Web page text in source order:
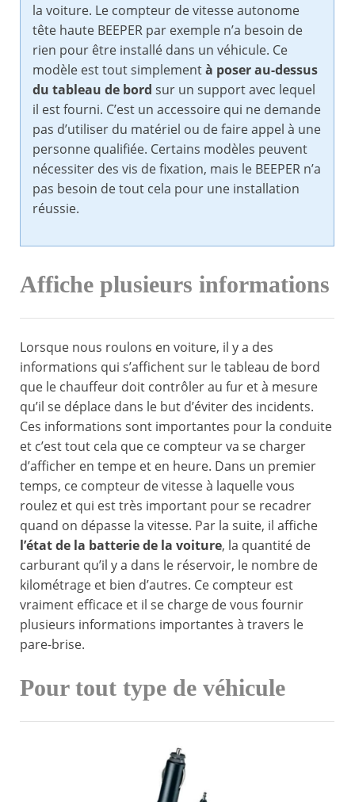
la voiture. Le compteur de vitesse autonome
tête haute BEEPER par exemple n’a besoin de
rien pour être installé dans un véhicule. Ce
modèle est tout simplementà poser au-dessus
du tableau de bord sur un support avec lequel
il est fourni. C’est un accessoire qui ne demande
pas d’utiliser du matériel ou de faire appel à une
personne qualifiée. Certains modèles peuvent
nécessiter des vis de fixation, mais le BEEPER n’a
pas besoin de tout cela pour une installation
réussie.
Affiche plusieurs informations
Lorsque nous roulons en voiture, il y a des
informations qui s’affichent sur le tableau de bord
que le chauffeur doit contrôler au fur et à mesure
qu’il se déplace dans le but d’éviter des incidents.
Ces informations sont importantes pour la conduite
et c’est tout cela que ce compteur va se charger
d’afficher en tempe et en heure. Dans un premier
temps, ce compteur de vitesse à laquelle vous
roulez et qui est très important pour se recadrer
quand on dépasse la vitesse. Par la suite, il affiche
l’état de la batterie de la voiture, la quantité de
carburant qu’il y a dans le réservoir, le nombre de
kilométrage et bien d’autres. Ce compteur est
vraiment efficace et il se charge de vous fournir
plusieurs informations importantes à travers le
pare-brise.
Pour tout type de véhicule